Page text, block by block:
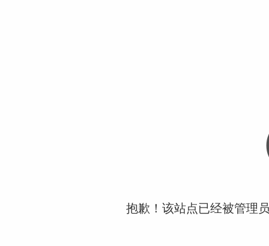
抱歉！该站点已经被管理